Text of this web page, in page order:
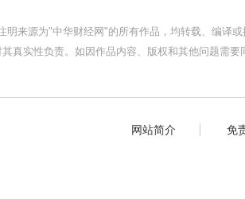
明来源为"中华财经网"的所有作品，均转载、编译
真实性负责。如因作品内容、版权和其他问题需
网站简介 免